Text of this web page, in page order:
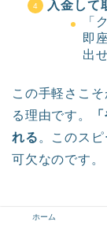
入金して
「
即
出
この手軽さこ
る理由です。
れる 。このス
可欠なのです。
ホーム